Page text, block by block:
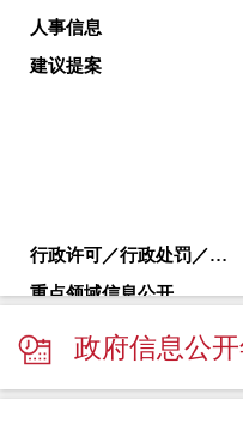
人事信息
建议提案
行政许可／行政处罚／其他对外管理服务
重点领域信息公开
政府信息公